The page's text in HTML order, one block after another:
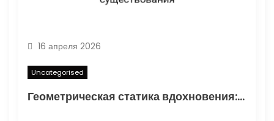
16 апреля 2026
Uncategorised
Геометрическая статика вдохновения: туннелирование карандаша как проявление синдромом отложенного существования